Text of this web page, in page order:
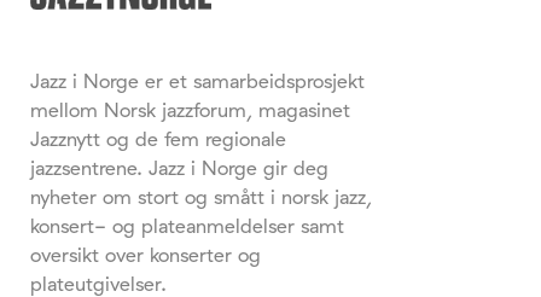
Jazz i Norge er et samarbeidsprosjekt
mellom Norsk jazzforum, magasinet
Jazznytt og de fem regionale
jazzsentrene. Jazz i Norge gir deg
nyheter om stort og smått i norsk jazz,
konsert- og plateanmeldelser samt
oversikt over konserter og
plateutgivelser.